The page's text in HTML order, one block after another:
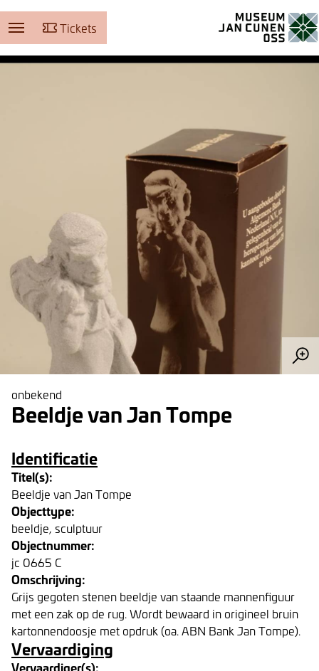
Tickets
onbekend
Beeldje van Jan Tompe
Identificatie
Titel(s):
Beeldje van Jan Tompe
Objecttype:
beeldje, sculptuur
Objectnummer:
jc 0665 C
Omschrijving:
Grijs gegoten stenen beeldje van staande mannenfiguur
met een zak op de rug. Wordt bewaard in origineel bruin
kartonnendoosje met opdruk (oa. ABN Bank Jan Tompe).
Vervaardiging
Vervaardiger(s):